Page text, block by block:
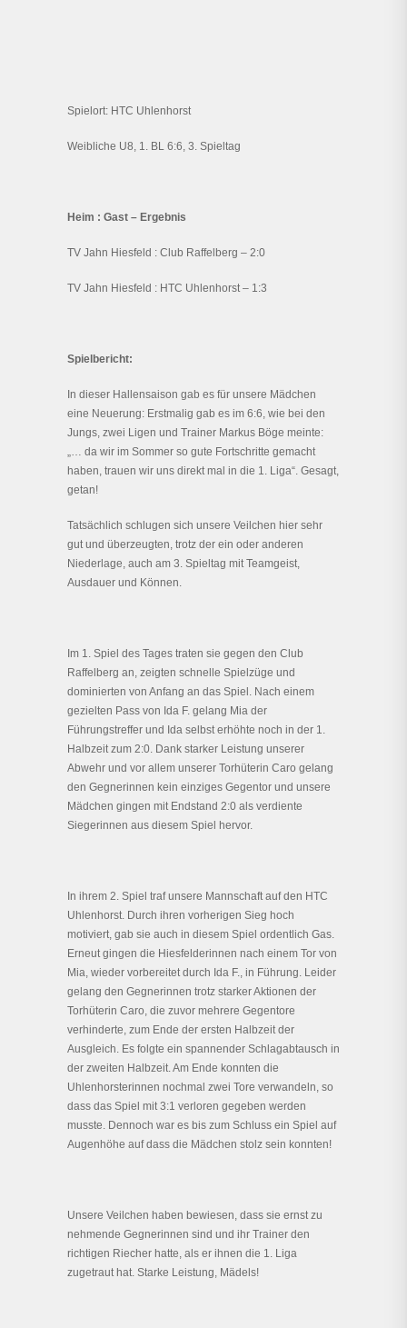
Spielort: HTC Uhlenhorst
Weibliche U8, 1. BL 6:6, 3. Spieltag
Heim : Gast – Ergebnis
TV Jahn Hiesfeld : Club Raffelberg – 2:0
TV Jahn Hiesfeld : HTC Uhlenhorst – 1:3
Spielbericht:
In dieser Hallensaison gab es für unsere Mädchen
eine Neuerung: Erstmalig gab es im 6:6, wie bei den
Jungs, zwei Ligen und Trainer Markus Böge meinte:
„… da wir im Sommer so gute Fortschritte gemacht
haben, trauen wir uns direkt mal in die 1. Liga“. Gesagt,
getan!
Tatsächlich schlugen sich unsere Veilchen hier sehr
gut und überzeugten, trotz der ein oder anderen
Niederlage, auch am 3. Spieltag mit Teamgeist,
Ausdauer und Können.
Im 1. Spiel des Tages traten sie gegen den Club
Raffelberg an, zeigten schnelle Spielzüge und
dominierten von Anfang an das Spiel. Nach einem
gezielten Pass von Ida F. gelang Mia der
Führungstreffer und Ida selbst erhöhte noch in der 1.
Halbzeit zum 2:0. Dank starker Leistung unserer
Abwehr und vor allem unserer Torhüterin Caro gelang
den Gegnerinnen kein einziges Gegentor und unsere
Mädchen gingen mit Endstand 2:0 als verdiente
Siegerinnen aus diesem Spiel hervor.
In ihrem 2. Spiel traf unsere Mannschaft auf den HTC
Uhlenhorst. Durch ihren vorherigen Sieg hoch
motiviert, gab sie auch in diesem Spiel ordentlich Gas.
Erneut gingen die Hiesfelderinnen nach einem Tor von
Mia, wieder vorbereitet durch Ida F., in Führung. Leider
gelang den Gegnerinnen trotz starker Aktionen der
Torhüterin Caro, die zuvor mehrere Gegentore
verhinderte, zum Ende der ersten Halbzeit der
Ausgleich. Es folgte ein spannender Schlagabtausch in
der zweiten Halbzeit. Am Ende konnten die
Uhlenhorsterinnen nochmal zwei Tore verwandeln, so
dass das Spiel mit 3:1 verloren gegeben werden
musste. Dennoch war es bis zum Schluss ein Spiel auf
Augenhöhe auf dass die Mädchen stolz sein konnten!
Unsere Veilchen haben bewiesen, dass sie ernst zu
nehmende Gegnerinnen sind und ihr Trainer den
richtigen Riecher hatte, als er ihnen die 1. Liga
zugetraut hat. Starke Leistung, Mädels!